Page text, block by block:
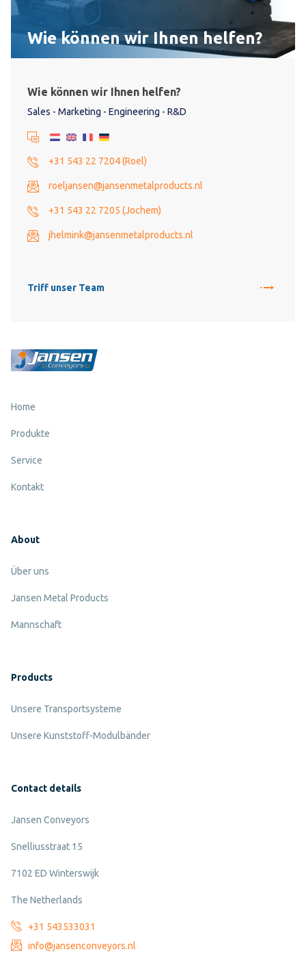
Wie können wir Ihnen helfen?
Wie können wir Ihnen helfen?
Sales - Marketing - Engineering - R&D
+31 543 22 7204 (Roel)
roeljansen@jansenmetalproducts.nl
+31 543 22 7205 (Jochem)
jhelmink@jansenmetalproducts.nl
Triff unser Team
Home
Produkte
Service
Kontakt
About
Über uns
Jansen Metal Products
Mannschaft
Products
Unsere Transportsysteme
Unsere Kunststoff-Modulbänder
Contact details
Jansen Conveyors
Snelliusstraat 15
7102 ED Winterswijk
The Netherlands
+31 543533031
info@jansenconveyors.nl